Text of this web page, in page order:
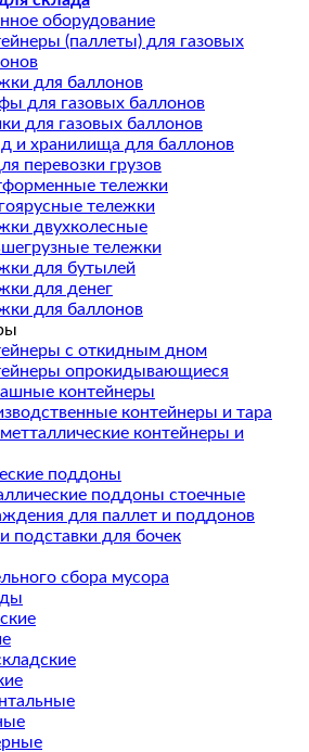
оборудование
(паллеты) для газовых
для баллонов
для газовых баллонов
для газовых баллонов
и хранилища для баллонов
перевозки грузов
тележки
тележки
двухколесные
тележки
для бутылей
для денег
для баллонов
с откидным дном
опрокидывающиеся
контейнеры
контейнеры и тара
контейнеры и
поддоны
поддоны стоечные
для паллет и поддонов
подставки для бочек
сбора мусора